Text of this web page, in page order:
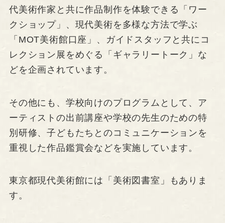
代美術作家と共に作品制作を体験できる「ワー
クショップ」、現代美術を多様な方法で学ぶ
「MOT美術館口座」、ガイドスタッフと共にコ
レクション展をめぐる「ギャラリートーク」な
どを企画されています。
その他にも、学校向けのプログラムとして、ア
ーティストの出前講座や学校の先生のための特
別研修、子どもたちとのコミュニケーションを
重視した作品鑑賞会などを実施しています。
東京都現代美術館には「美術図書室」もありま
す。